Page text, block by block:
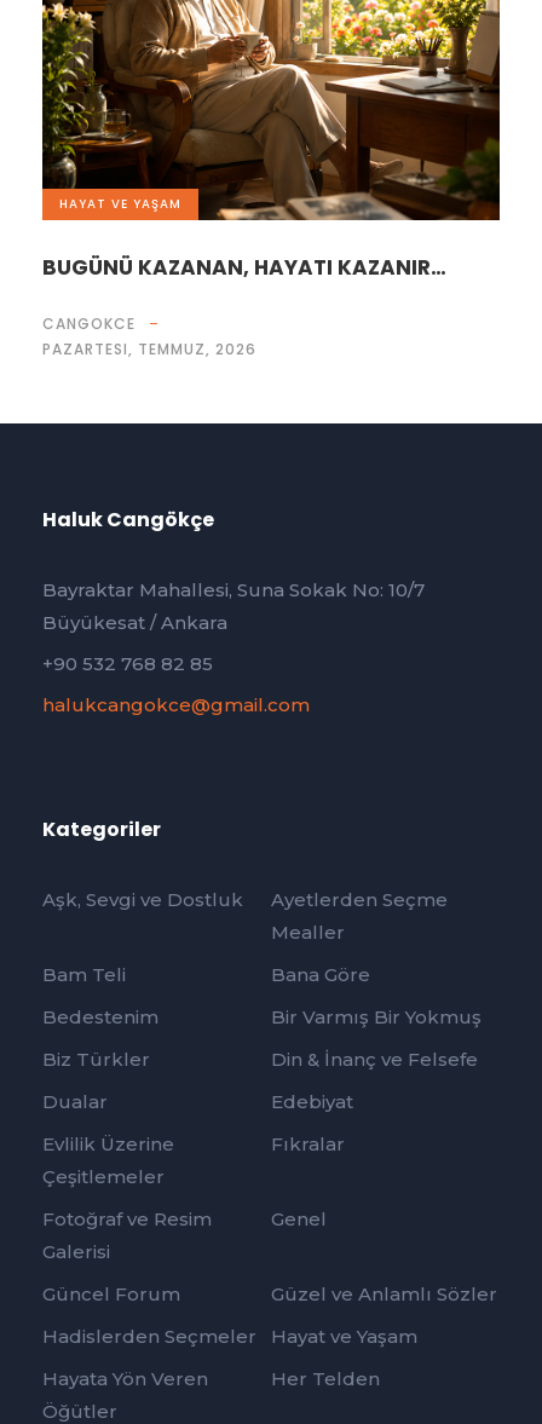
HAYAT VE YAŞAM
BUGÜNÜ KAZANAN, HAYATI KAZANIR…
CANGOKCE
PAZARTESI, TEMMUZ, 2026
Haluk Cangökçe
Bayraktar Mahallesi, Suna Sokak No: 10/7
Büyükesat / Ankara
+90 532 768 82 85
halukcangokce@gmail.com
Kategoriler
Aşk, Sevgi ve Dostluk
Ayetlerden Seçme
Mealler
Bam Teli
Bana Göre
Bedestenim
Bir Varmış Bir Yokmuş
Biz Türkler
Din & İnanç ve Felsefe
Dualar
Edebiyat
Evlilik Üzerine
Çeşitlemeler
Fıkralar
Fotoğraf ve Resim
Galerisi
Genel
Güncel Forum
Güzel ve Anlamlı Sözler
Hadislerden Seçmeler
Hayat ve Yaşam
Hayata Yön Veren
Öğütler
Her Telden